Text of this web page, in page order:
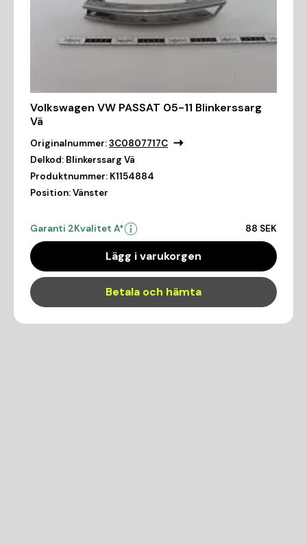
Volkswagen VW PASSAT 05-11 Blinkerssarg
Vä
Originalnummer:3C0807717C
Delkod: Blinkerssarg Vä
Produktnummer: K1154884
Position:Vänster
Garanti 2Kvalitet A* 88 SEK
Lägg i varukorgen
Betala och hämta